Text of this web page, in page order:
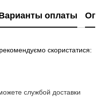
оплаты
рекомендуємо скористатися:
службой доставки